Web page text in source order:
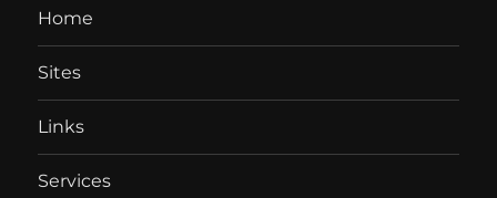
Home
Sites
Links
Services